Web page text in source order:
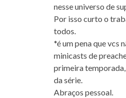
nesse universo de
Por isso curto o
todos.
*é um pena que vcs
minicasts de
primeira
da série.
Abraços pessoal.